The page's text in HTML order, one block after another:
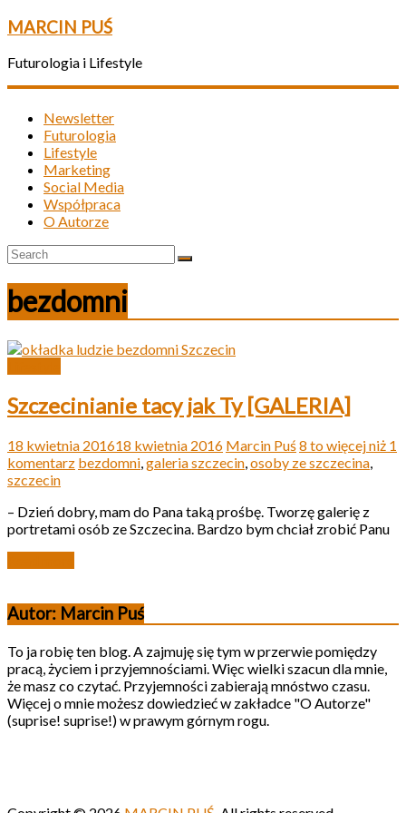
MARCIN PUŚ
Futurologia i Lifestyle
Newsletter
Futurologia
Lifestyle
Marketing
Social Media
Współpraca
O Autorze
bezdomni
Szczecinianie tacy jak Ty [GALERIA]
18 kwietnia 201618 kwietnia 2016 Marcin Puś8 to więcej niż 1
komentarz bezdomni,galeria szczecin,osoby ze szczecina,
szczecin
– Dzień dobry, mam do Pana taką prośbę. Tworzę galerię z
portretami osób ze Szczecina. Bardzo bym chciał zrobić Panu
Autor: Marcin Puś
To ja robię ten blog. A zajmuję się tym w przerwie pomiędzy
pracą, życiem i przyjemnościami. Więc wielki szacun dla mnie,
że masz co czytać. Przyjemności zabierają mnóstwo czasu.
Więcej o mnie możesz dowiedzieć w zakładce "O Autorze"
(suprise! suprise!) w prawym górnym rogu.